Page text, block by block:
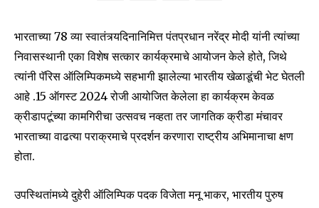
भारताच्या 78 व्या स्वातंत्र्यदिनानिमित्त पंतप्रधान नरेंद्र मोदी यांनी त्यांच्या
निवासस्थानी एका विशेष सत्कार कार्यक्रमाचे आयोजन केले होते, जिथे
त्यांनी पॅरिस ऑलिम्पिकमध्ये सहभागी झालेल्या भारतीय खेळाडूंची भेट घेतली
आहे .15 ऑगस्ट 2024 रोजी आयोजित केलेला हा कार्यक्रम केवळ
क्रीडापटूंच्या कामगिरीचा उत्सवच नव्हता तर जागतिक क्रीडा मंचावर
भारताच्या वाढत्या पराक्रमाचे प्रदर्शन करणारा राष्ट्रीय अभिमानाचा क्षण
होता.
उपस्थितांमध्ये दुहेरी ऑलिम्पिक पदक विजेता मनू भाकर, भारतीय पुरुष